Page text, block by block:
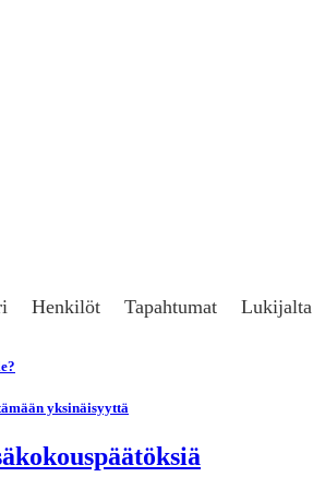
Henkilöt Tapahtumat Lukijalta
yksinäisyyttä